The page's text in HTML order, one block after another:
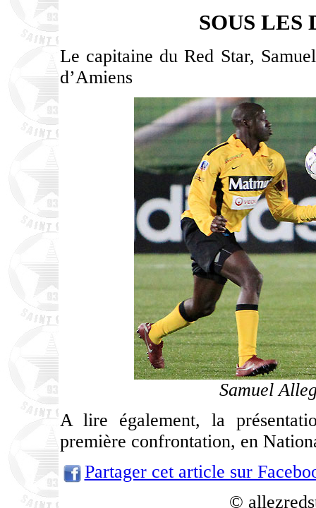
SOUS
Le capitaine du Red Star,
d’Amiens
Samuel
A lire également, la
première confrontation, en
Partager cet article sur
©